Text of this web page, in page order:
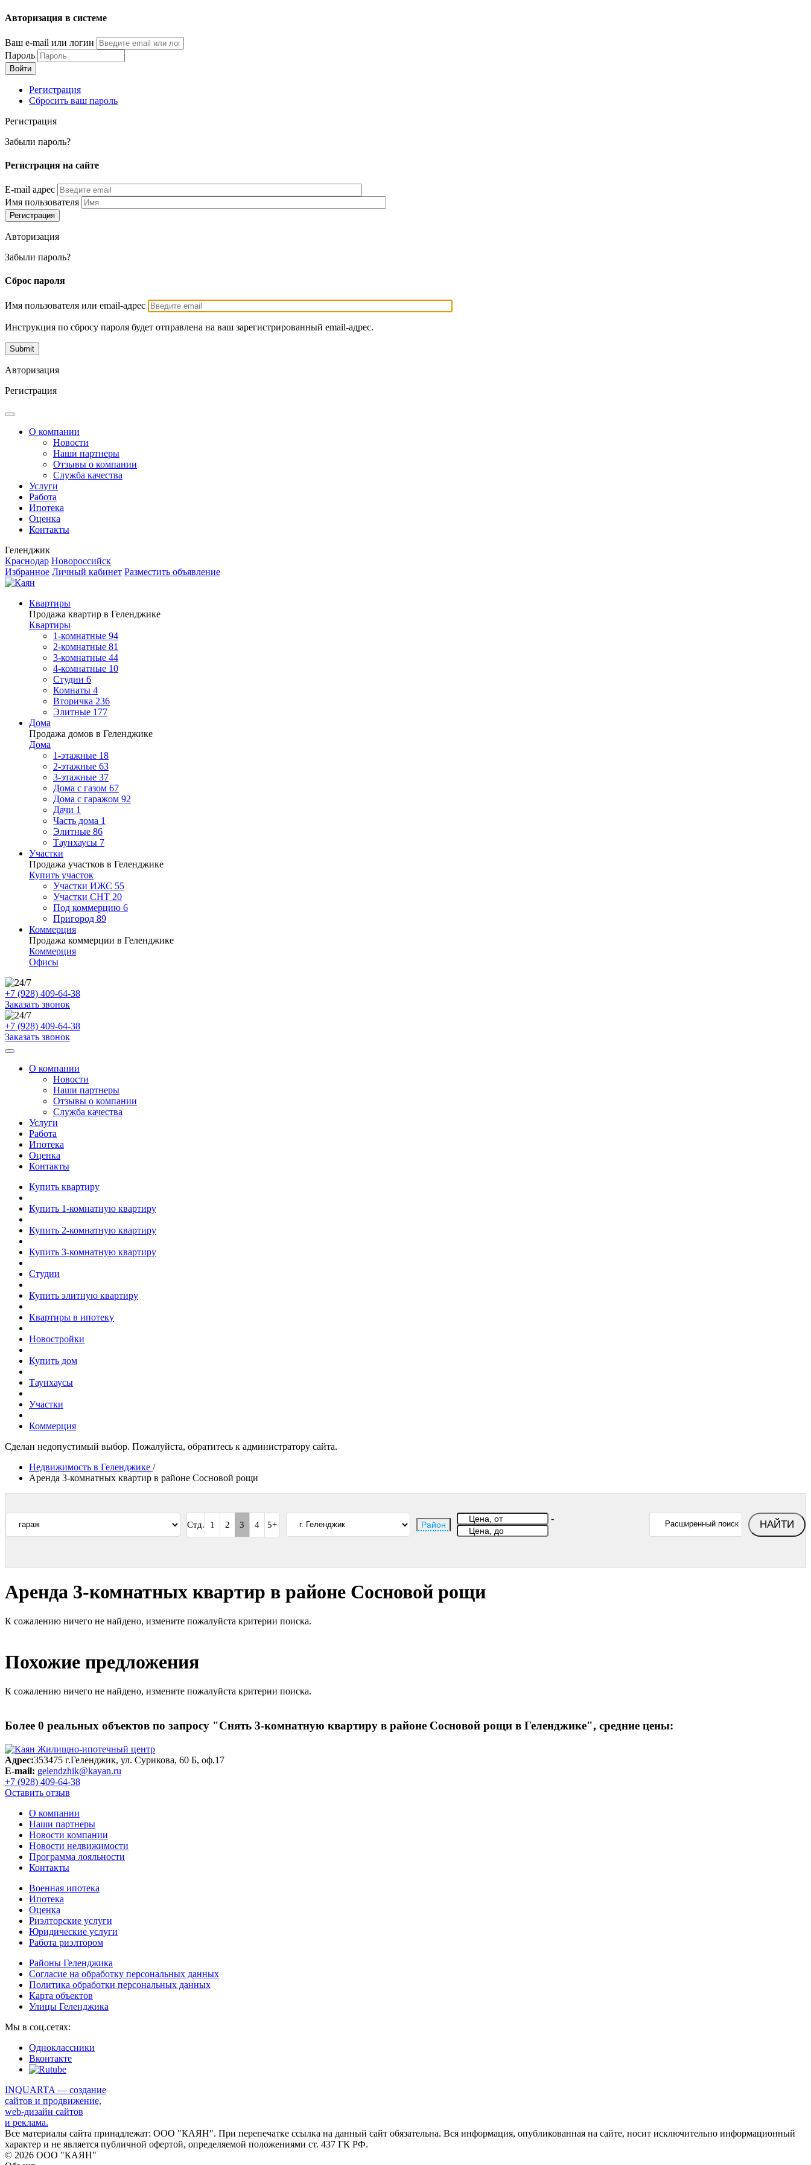
Перейти
основному
содержанию
Авторизация в системе
Ваш e-mail или логин
Пароль
Регистрация
Сбросить ваш пароль
Регистрация
Забыли пароль?
Регистрация на сайте
E-mail адрес
Имя пользователя
Авторизация
Забыли пароль?
Сброс пароля
Имя пользователя или email-адрес
Инструкция по сбросу пароля будет отправлена на ваш зарегистрированный email-адрес.
Авторизация
Регистрация
О компании
Новости
Наши партнеры
Отзывы о компании
Служба качества
Услуги
Работа
Ипотека
Оценка
Контакты
Геленджик
Краснодар Новороссийск
Избранное Личный кабинет Разместить объявление
Квартиры
Продажа квартир в Геленджике
Квартиры
1-комнатные 94
2-комнатные 81
3-комнатные 44
4-комнатные 10
Студии 6
Комнаты 4
Вторичка 236
Элитные 177
Дома
Продажа домов в Геленджике
Дома
1-этажные 18
2-этажные 63
3-этажные 37
Дома с газом 67
Дома с гаражом 92
Дачи 1
Часть дома 1
Элитные 86
Таунхаусы 7
Участки
Продажа участков в Геленджике
Купить участок
Участки ИЖС 55
Участки СНТ 20
Под коммерцию 6
Пригород 89
Коммерция
Продажа коммерции в Геленджике
Коммерция
Офисы
+7 (928) 409-64-38
Заказать звонок
+7 (928) 409-64-38
Заказать звонок
О компании
Новости
Наши партнеры
Отзывы о компании
Служба качества
Услуги
Работа
Ипотека
Оценка
Контакты
Купить квартиру
Купить 1-комнатную квартиру
Купить 2-комнатную квартиру
Купить 3-комнатную квартиру
Студии
Купить элитную квартиру
Квартиры в ипотеку
Новостройки
Купить дом
Таунхаусы
Участки
Коммерция
Сообщение
ошибке
Сделан недопустимый выбор. Пожалуйста, обратитесь к администратору сайта.
Недвижимость в Геленджике /
Аренда 3-комнатных квартир в районе Сосновой рощи
Стд. 1 2 3 4 5+ Район
-
Расширенный поиск НАЙТИ
Аренда 3-комнатных квартир в районе Сосновой рощи
К сожалению ничего не найдено, измените пожалуйста критерии поиска.
Похожие предложения
К сожалению ничего не найдено, измените пожалуйста критерии поиска.
Более 0 реальных объектов по запросу "Снять 3-комнатную квартиру в районе Сосновой рощи в Геленджике", средние цены:
Адрес:353475 г.Геленджик, ул. Сурикова, 60 Б, оф.17
E-mail: gelendzhik@kayan.ru
+7 (928) 409-64-38
Оставить отзыв
О компании
Наши партнеры
Новости компании
Новости недвижимости
Программа лояльности
Контакты
Военная ипотека
Ипотека
Оценка
Риэлторские услуги
Юридические услуги
Работа риэлтором
Районы Геленджика
Согласие на обработку персональных данных
Политика обработки персональных данных
Карта объектов
Улицы Геленджика
Мы в соц.сетях:
Одноклассники
Вконтакте
INQUARTA — создание
сайтов и продвижение,
web-дизайн сайтов
и реклама.
Все материалы сайта принадлежат: ООО "КАЯН". При перепечатке ссылка на данный сайт обязательна. Вся информация, опубликованная на сайте, носит исключительно информационный
характер и не является публичной офертой, определяемой положениями ст. 437 ГК РФ.
© 2026 ООО "КАЯН"